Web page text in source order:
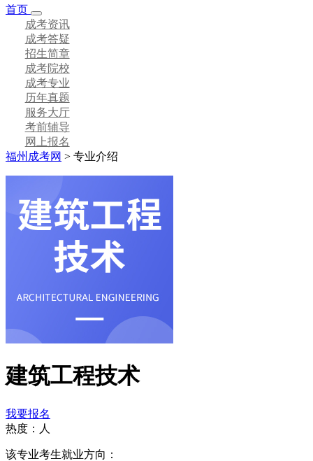
首页
成考资讯
成考答疑
招生简章
成考院校
成考专业
历年真题
服务大厅
考前辅导
网上报名
福州成考网 > 专业介绍
建筑工程技术
我要报名
热度： 人
该专业考生就业方向：